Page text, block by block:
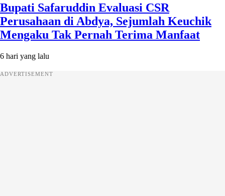
Bupati Safaruddin Evaluasi CSR
Perusahaan di Abdya, Sejumlah Keuchik
Mengaku Tak Pernah Terima Manfaat
6 hari yang lalu
ADVERTISEMENT